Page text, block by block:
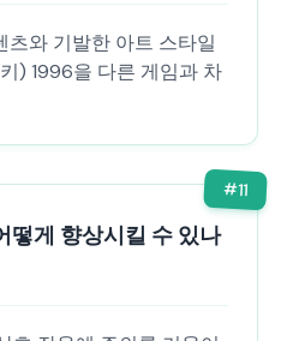
츠와 기발한 아트 스타일
) 1996을 다른 게임과 차
#11
떻게 향상시킬 수 있나